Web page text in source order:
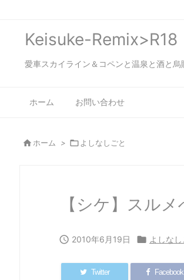
Keisuke-Remix>R18
愛車スカイライン＆コペンと温泉と酒と
ホーム お問い合わせ
 ホーム >  よしなしごと
【シケ】スル
 2010年6月19日  よしなし
Twitter Facebook